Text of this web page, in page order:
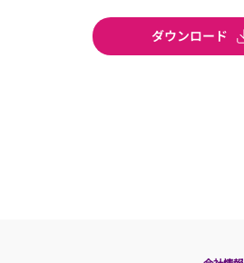
ダウンロード